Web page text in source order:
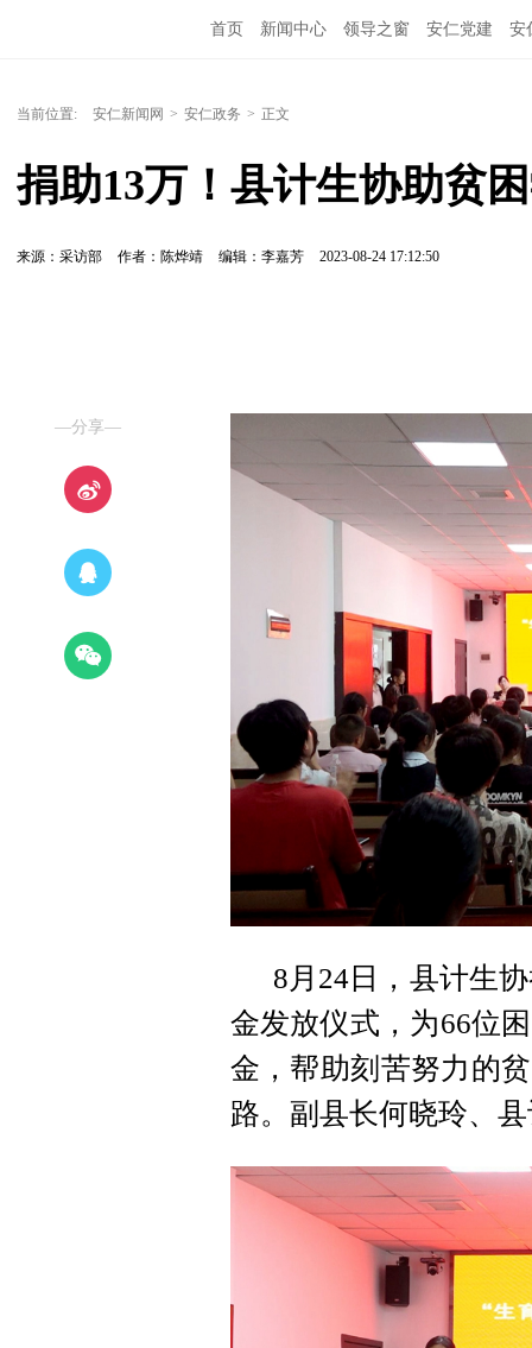
首页 新闻中心 领导之窗 安仁党建 安
当前位置: 安仁新闻网 > 安仁政务 > 正文
捐助13万！县计生协助贫
来源：采访部 作者：陈烨靖 编辑：李嘉芳 2023-08-24 17:12:50
—分享—
8月24日，县计生
金发放仪式，为66位
金，帮助刻苦努力的
路。副县长何晓玲、